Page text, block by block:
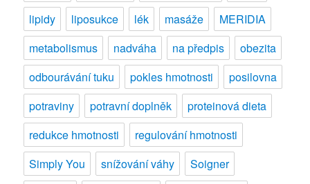
lipidy
liposukce lék masáže
MERIDIA
metabolismus
nadváha na předpis
obezita
odbourávání tuku
pokles hmotnosti
posilovna
potraviny
potravní doplněk
proteinová dieta
redukce hmotnosti
regulování hmotnosti
Simply You
snížování váhy
Soigner